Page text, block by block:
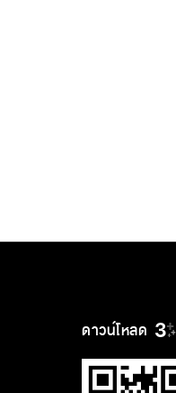
ดาวน์โหลด